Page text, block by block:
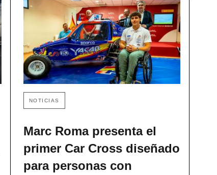
NOTICIAS
Marc Roma presenta el
primer Car Cross diseñado
para personas con